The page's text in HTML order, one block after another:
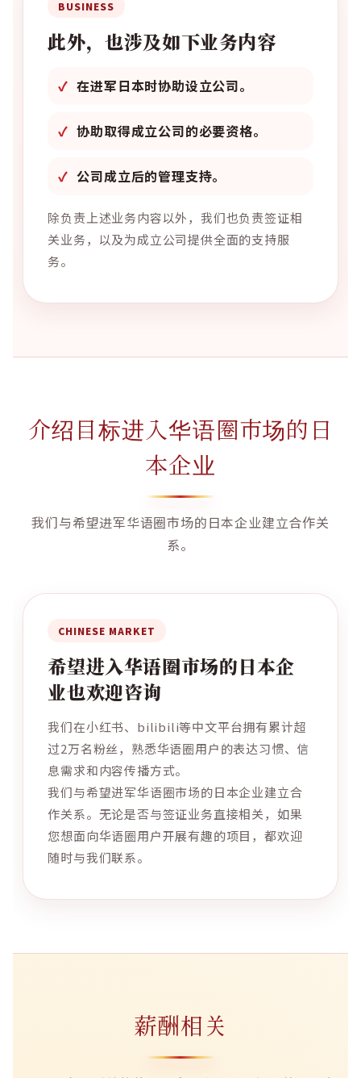
BUSINESS
此外，也涉及如下业务内容
在进军日本时协助设立公司。
协助取得成立公司的必要资格。
公司成立后的管理支持。
除负责上述业务内容以外，我们也负责签证相
关业务，以及为成立公司提供全面的支持服
务。
介绍目标进入华语圈市场的日
本企业
我们与希望进军华语圈市场的日本企业建立合作关
系。
CHINESE MARKET
希望进入华语圈市场的日本企
业也欢迎咨询
我们在小红书、bilibili等中文平台拥有累计超
过2万名粉丝，熟悉华语圈用户的表达习惯、信
息需求和内容传播方式。
我们与希望进军华语圈市场的日本企业建立合
作关系。无论是否与签证业务直接相关，如果
您想面向华语圈用户开展有趣的项目，都欢迎
随时与我们联系。
薪酬相关